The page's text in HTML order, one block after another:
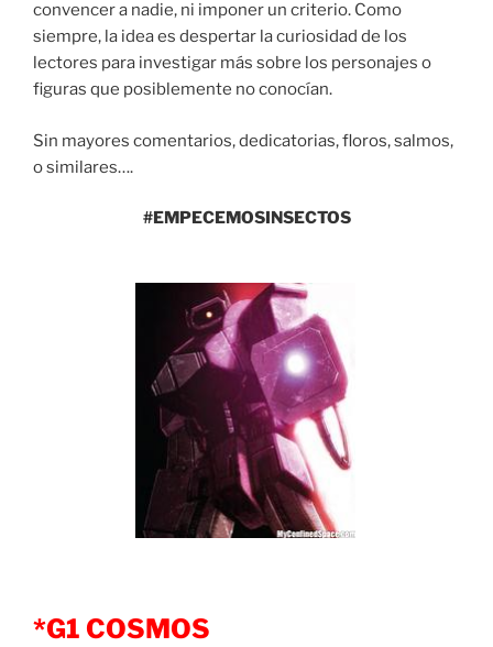
convencer a nadie, ni imponer un criterio. Como
siempre, la idea es despertar la curiosidad de los
lectores para investigar más sobre los personajes o
figuras que posiblemente no conocían.
Sin mayores comentarios, dedicatorias, floros, salmos,
o similares….
#EMPECEMOSINSECTOS
*G1 COSMOS